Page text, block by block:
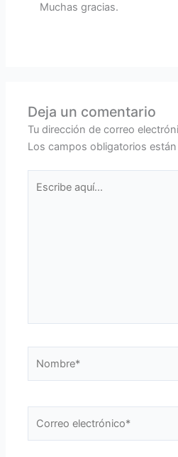
Muchas gracias.
Deja un comentario
Tu dirección de correo
Los campos obligatorios
electrónico*